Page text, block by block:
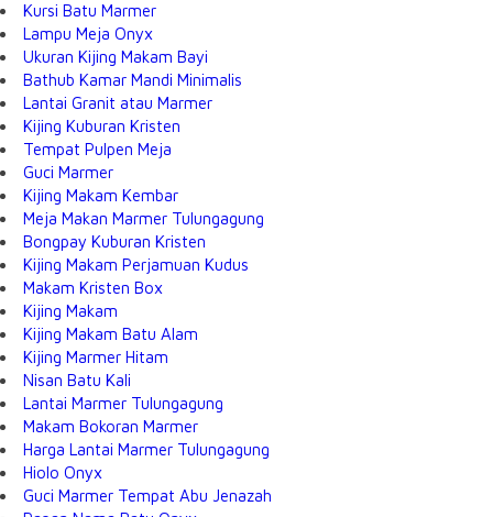
Kursi Batu Marmer
Lampu Meja Onyx
Ukuran Kijing Makam Bayi
Bathub Kamar Mandi Minimalis
Lantai Granit atau Marmer
Kijing Kuburan Kristen
Tempat Pulpen Meja
Guci Marmer
Kijing Makam Kembar
Meja Makan Marmer Tulungagung
Bongpay Kuburan Kristen
Kijing Makam Perjamuan Kudus
Makam Kristen Box
Kijing Makam
Kijing Makam Batu Alam
Kijing Marmer Hitam
Nisan Batu Kali
Lantai Marmer Tulungagung
Makam Bokoran Marmer
Harga Lantai Marmer Tulungagung
Hiolo Onyx
Guci Marmer Tempat Abu Jenazah